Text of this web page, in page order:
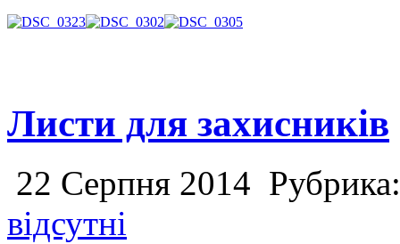
Листи для захисників
22 Серпня 2014
відсутні